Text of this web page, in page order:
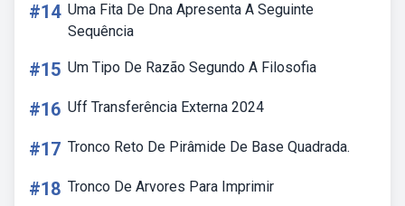
#14 Uma Fita De Dna Apresenta A Seguinte
Sequência
#15 Um Tipo De Razão Segundo A Filosofia
#16 Uff Transferência Externa 2024
#17 Tronco Reto De Pirâmide De Base Quadrada.
#18 Tronco De Arvores Para Imprimir